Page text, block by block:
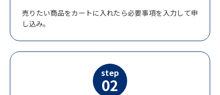
売りたい商品をカートに入れたら必要事項を入力して申
し込み。
step
02